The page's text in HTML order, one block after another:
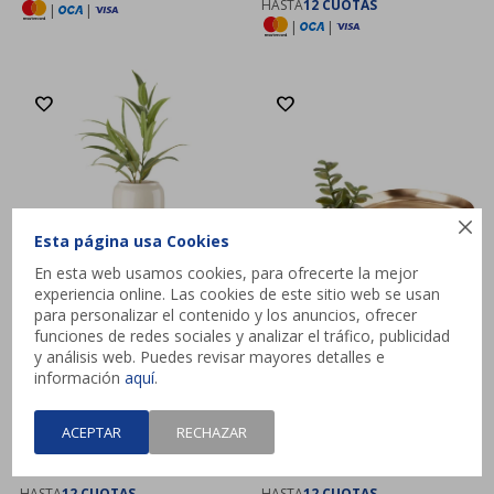

Esta página usa Cookies
En esta web usamos cookies, para ofrecerte la mejor
experiencia online. Las cookies de este sitio web se usan
para personalizar el contenido y los anuncios, ofrecer
funciones de redes sociales y analizar el tráfico, publicidad
y análisis web. Puedes revisar mayores detalles e
informaciónaquí.
ACEPTAR RECHAZAR
| | HASTA12 CUOTAS
|
|
Ø31xA41cm natural
$2.099 $